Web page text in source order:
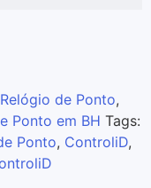
Relógio de Ponto,
Ponto em BH Tags:
Ponto, ControliD,